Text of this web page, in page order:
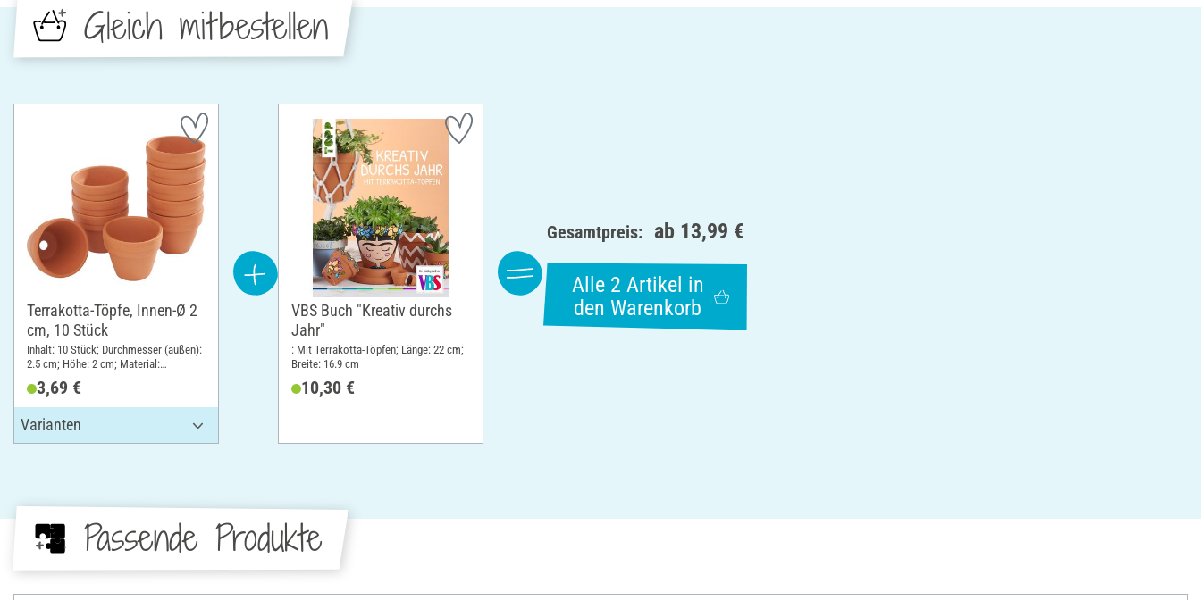
Gleich mitbestellen
Terrakotta-Töpfe, Innen-Ø 2
cm, 10 Stück
Inhalt: 10 Stück; Durchmesser (außen):
2.5 cm; Höhe: 2 cm; Material:
3,69 €
VBS Buch "Kreativ durchs
Jahr"
: Mit Terrakotta-Töpfen; Länge: 22 cm;
Breite: 16.9 cm
10,30 €
Gesamtpreis: ab 13,99 €
Alle 2 Artikel in
den Warenkorb
Passende Produkte